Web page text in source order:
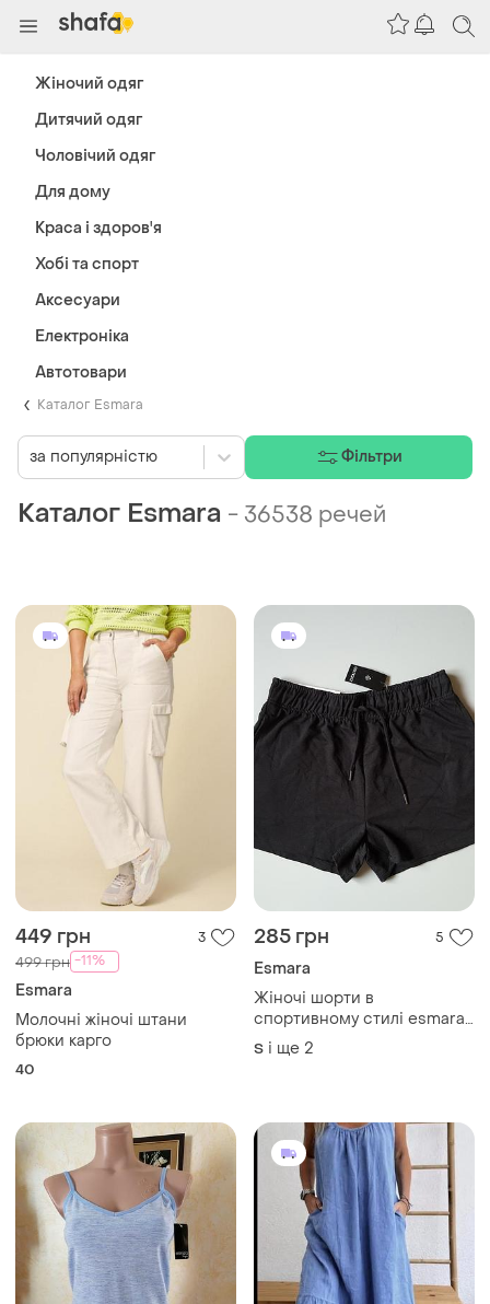
Каталог Esmara
Каталог Esmara - 36538 речей
449 грн 3
499 грн -11%
Esmara
Молочні жіночі штани
брюки карго
40
285 грн 5
Esmara
Жіночі шорти в
спортивному стилі esmara,
s, m, l
S і ще 2
за популярністю Фільтри
Жіночий одяг
Дитячий одяг
Чоловічий одяг
Для дому
Краса і здоров'я
Хобі та спорт
Аксесуари
Електроніка
Автотовари